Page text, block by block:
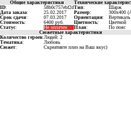
Общие характеристики
Технические
ID: 58b0c757ebf2dТип:
Шарж
Дата заказа: 25.02.2017 Размер:
300x400
Срок сдачи: 07.03.2017 Ориентация:
Вертикаль
Стоимость: 6400 руб. Цветность:
Цветной
Статус: Не оплачен План:
По пояс
Сюжетные характеристики
Количество героев:Людей: 2
Тематика:
Любовь
Сюжет: Скреативте плиз на Ваш вкус)